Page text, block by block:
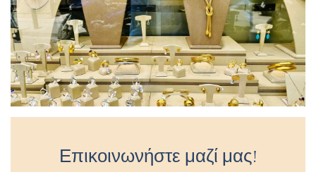
Επικοινωνήστε μαζί μας!